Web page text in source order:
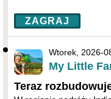
ZAGRAJ
Wtorek, 2026-
My Little
Teraz